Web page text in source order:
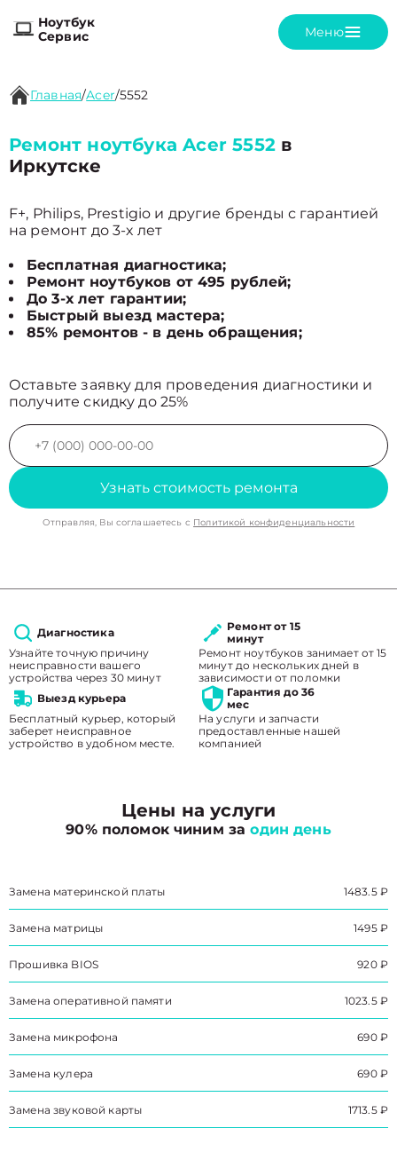
Ноутбук
Сервис
Меню
Главная/Acer/5552
Ремонт ноутбука Acer 5552 в
Иркутске
F+, Philips, Prestigio и другие бренды с гарантией
на ремонт до 3-х лет
Бесплатная диагностика;
Ремонт ноутбуков от 495 рублей;
До 3-х лет гарантии;
Быстрый выезд мастера;
85% ремонтов - в день обращения;
Оставьте заявку для проведения диагностики и
получите скидку до 25%
Узнать стоимость ремонта
Отправляя, Вы соглашаетесь с Политикой конфиденциальности
Диагностика
Узнайте точную причину
неисправности вашего
устройства через 30 минут
Ремонт от 15
минут
Ремонт ноутбуков занимает от 15
минут до нескольких дней в
зависимости от поломки
Выезд курьера
Бесплатный курьер, который
заберет неисправное
устройство в удобном месте.
Гарантия до 36
мес
На услуги и запчасти
предоставленные нашей
компанией
Цены на услуги
90% поломок чиним заодин день
Замена материнской платы 1483.5 ₽
Замена матрицы 1495 ₽
Прошивка BIOS 920 ₽
Замена оперативной памяти 1023.5 ₽
Замена микрофона 690 ₽
Замена кулера 690 ₽
Замена звуковой карты 1713.5 ₽